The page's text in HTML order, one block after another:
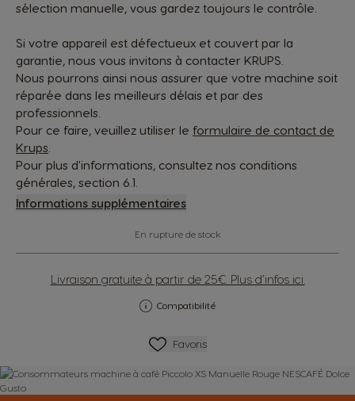
sélection manuelle, vous gardez toujours le contrôle.
Si votre appareil est défectueux et couvert par la
garantie, nous vous invitons à contacter KRUPS.
Nous pourrons ainsi nous assurer que votre machine soit
réparée dans les meilleurs délais et par des
professionnels.
Pour ce faire, veuillez utiliser le formulaire de contact de
Krups
Pour plus d'informations, consultez nos conditions
générales, section 6.1.
Informations supplémentaires
En rupture de stock
Compatibilité
Livraison gratuite à partir de 25€. Plus d’infos ici.
Ajouter Aux Favoris
Favoris